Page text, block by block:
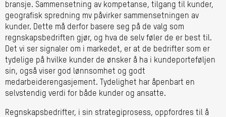
bransje. Sammensetning av kompetanse, tilgang til kunder,
geografisk spredning mv påvirker sammensetningen av
kunder. Dette må derfor basere seg på de valg som
regnskapsbedriften gjør, og hva de selv føler de er best til.
Det vi ser signaler om i markedet, er at de bedrifter som er
tydelige på hvilke kunder de ønsker å ha i kundeporteføljen
sin, også viser god lønnsomhet og godt
medarbeiderengasjement. Tydelighet har åpenbart en
selvstendig verdi for både kunder og ansatte.
Regnskapsbedrifter, i sin strategiprosess, oppfordres til å